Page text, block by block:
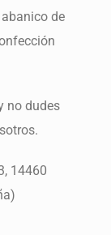
de
no dudes
14460